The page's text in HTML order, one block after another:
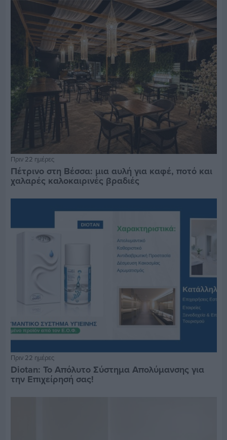
Πριν 22 ημέρες
Πέτρινο στη Βέσσα: μια αυλή για καφέ, ποτό και
χαλαρές καλοκαιρινές βραδιές
Πριν 22 ημέρες
Diotan: Το Απόλυτο Σύστημα Απολύμανσης για
την Επιχείρησή σας!